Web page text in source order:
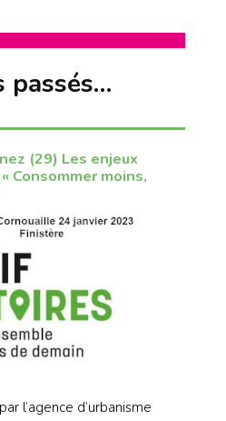
passés…
(29) Les enjeux
Consommer moins,
l’agence d’urbanisme